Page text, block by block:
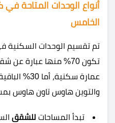
أنواع الوحدات المتاحة
الخامس
تم تقسيم الوحدات
عمارة
والتوين هاوس تاون هاوس
تبدأ المساحات للشقق